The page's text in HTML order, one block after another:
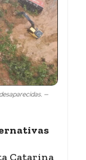
—
Catarina